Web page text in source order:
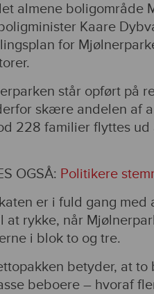
almene boligområde
Kaare
for
står opført på
skære andelen af
228 familier flyttes
OGSÅ: Politikere
er i fuld gang med
at rykke, når
i blok to og tre.
betyder, at
beboere – hvoraf